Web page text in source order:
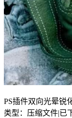
PS插件双向光晕锐
类型：压缩文件|已